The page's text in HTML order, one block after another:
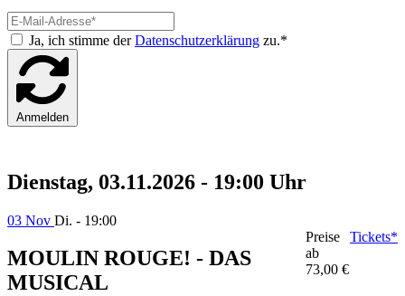
Ja, ich stimme derDatenschutzerklärung zu.*
Anmelden
Dienstag, 03.11.2026 - 19:00 Uhr
03 Nov Di. - 19:00
MOULIN ROUGE! - DAS
MUSICAL
Preise
ab
73,00 €
Tickets*